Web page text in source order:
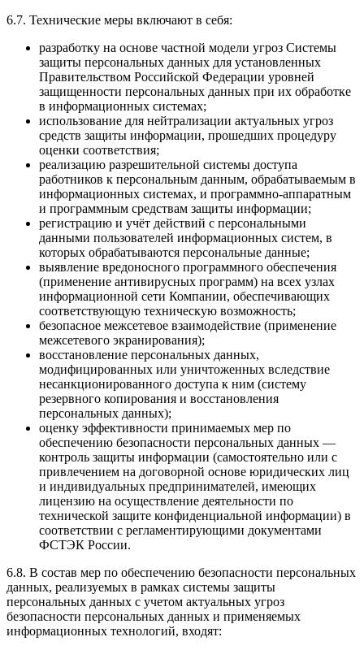
6.7. Технические меры включают в себя:
разработку на основе частной модели угроз Системы
защиты персональных данных для установленных
Правительством Российской Федерации уровней
защищенности персональных данных при их обработке
в информационных системах;
использование для нейтрализации актуальных угроз
средств защиты информации, прошедших процедуру
оценки соответствия;
реализацию разрешительной системы доступа
работников к персональным данным, обрабатываемым в
информационных системах, и программно-аппаратным
и программным средствам защиты информации;
регистрацию и учёт действий c персональными
данными пользователей информационных систем, в
которых обрабатываются персональные данные;
выявление вредоносного программного обеспечения
(применение антивирусных программ) на всех узлах
информационной сети Компании, обеспечивающих
соответствующую техническую возможность;
безопасное межсетевое взаимодействие (применение
межсетевого экранирования);
восстановление персональных данных,
модифицированных или уничтоженных вследствие
несанкционированного доступа к ним (систему
резервного копирования и восстановления
персональных данных);
оценку эффективности принимаемых мер по
обеспечению безопасности персональных данных —
контроль защиты информации (самостоятельно или с
привлечением на договорной основе юридических лиц
и индивидуальных предпринимателей, имеющих
лицензию на осуществление деятельности по
технической защите конфиденциальной информации) в
соответствии с регламентирующими документами
ФСТЭК России.
6.8. В состав мер по обеспечению безопасности персональных
данных, реализуемых в рамках системы защиты
персональных данных с учетом актуальных угроз
безопасности персональных данных и применяемых
информационных технологий, входят: